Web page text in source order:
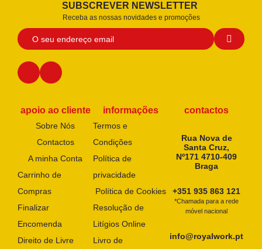
SUBSCREVER NEWSLETTER
Receba as nossas novidades e promoções
apoio ao cliente
Sobre Nós
Contactos
A minha Conta
Carrinho de
Compras
Finalizar
Encomenda
Direito de Livre
informações
Termos e
Condições
Política de
privacidade
Política de Cookies
Resolução de
Litígios Online
Livro de
contactos
Rua Nova de
Santa Cruz,
Nº171 4710-409
Braga
+351 935 863 121
*Chamada para a rede
móvel nacional
info@royalwork.pt